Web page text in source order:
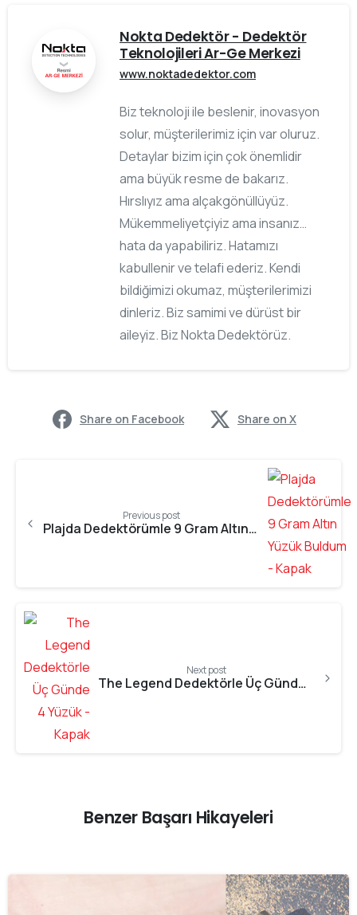
Nokta Dedektör - Dedektör
Teknolojileri Ar-Ge Merkezi
www.noktadedektor.com
Biz teknoloji ile beslenir, inovasyon
solur, müşterilerimiz için var oluruz.
Detaylar bizim için çok önemlidir
ama büyük resme de bakarız.
Hırslıyız ama alçakgönüllüyüz.
Mükemmeliyetçiyiz ama insanız…
hata da yapabiliriz. Hatamızı
kabullenir ve telafi ederiz. Kendi
bildiğimizi okumaz, müşterilerimizi
dinleriz. Biz samimi ve dürüst bir
aileyiz. Biz Nokta Dedektörüz.
Share on Facebook Share on X
Previous post
Plajda Dedektörümle 9 Gram Altın Yüzük Buldum
Next post
The Legend Dedektörle Üç Günde 4 Yüzük
Benzer Başarı Hikayeleri
-